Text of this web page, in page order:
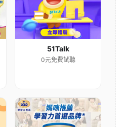
51Talk
0元免費試聽